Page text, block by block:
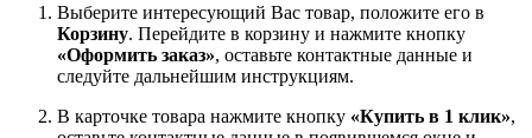
Выберите интересующий Вас товар, положите его в
Корзину. Перейдите в корзину и нажмите кнопку
«Оформить заказ», оставьте контактные данные и
следуйте дальнейшим инструкциям.
В карточке товара нажмите кнопку «Купить в 1 клик»,